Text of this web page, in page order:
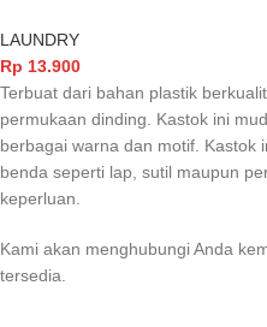
LAUNDRY
Rp 13.900
Terbuat dari bahan plastik
permukaan dinding. Kastok ini
berbagai warna dan motif. Kastok
benda seperti lap, sutil maupun
keperluan.
Kami akan menghubungi Anda
tersedia.